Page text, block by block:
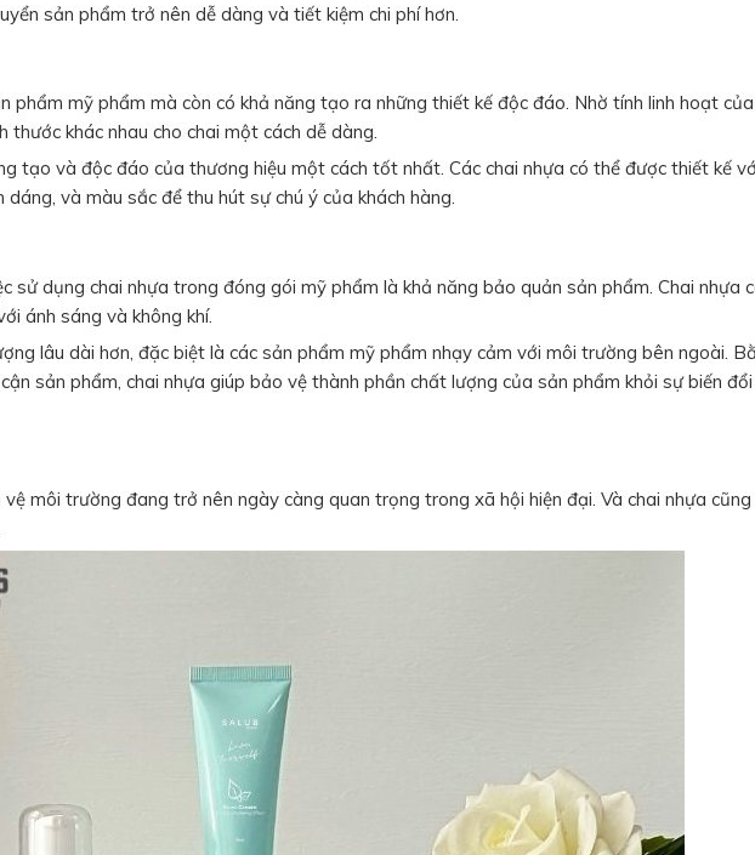
sản phẩm trở nên dễ dàng và tiết kiệm chi phí hơn.
phẩm mỹ phẩm mà còn có khả năng tạo ra những thiết kế độc đáo. Nhờ tính linh hoạt
thước khác nhau cho chai một cách dễ dàng.
tạo và độc đáo của thương hiệu một cách tốt nhất. Các chai nhựa có thể được thiết kế
và màu sắc để thu hút sự chú ý của khách hàng.
sử dụng chai nhựa trong đóng gói mỹ phẩm là khả năng bảo quản sản phẩm. Chai nhựa
ánh sáng và không khí.
lâu dài hơn, đặc biệt là các sản phẩm mỹ phẩm nhạy cảm với môi trường bên ngoài.
sản phẩm, chai nhựa giúp bảo vệ thành phần chất lượng của sản phẩm khỏi sự biến
môi trường đang trở nên ngày càng quan trọng trong xã hội hiện đại. Và chai nhựa